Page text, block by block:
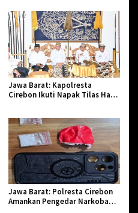
Jawa Barat: Kapolresta
Cirebon Ikuti Napak Tilas Hari
Jawa Barat: Polresta Cirebon
Amankan Pengedar Narkoba